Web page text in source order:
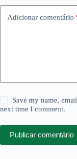
Adicionar comentário
Save my name,
next time I comment.
Publicar comentário